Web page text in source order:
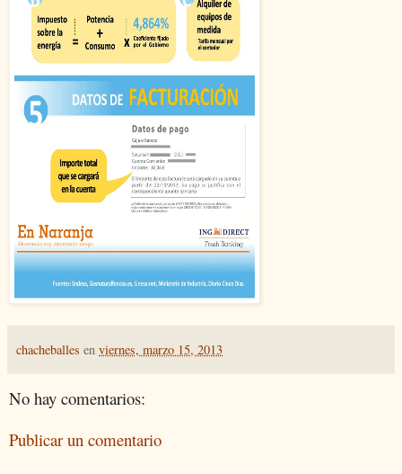
chacheballes en viernes, marzo 15, 2013
No hay comentarios:
Publicar un comentario